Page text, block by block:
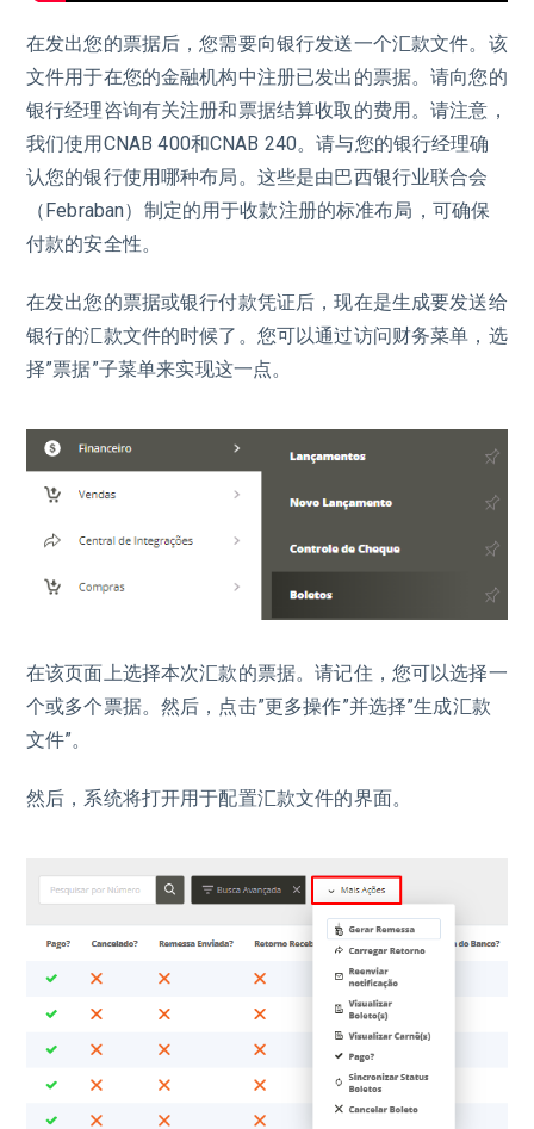
在发出您的票据后，您需要向银行发送一个汇款文件。该
文件用于在您的金融机构中注册已发出的票据。请向您的
银行经理咨询有关注册和票据结算收取的费用。请注意，
我们使用CNAB 400和CNAB 240。请与您的银行经理确
认您的银行使用哪种布局。这些是由巴西银行业联合会
（Febraban）制定的用于收款注册的标准布局，可确保
付款的安全性。
在发出您的票据或银行付款凭证后，现在是生成要发送给
银行的汇款文件的时候了。您可以通过访问财务菜单，选
择”票据”子菜单来实现这一点。
在该页面上选择本次汇款的票据。请记住，您可以选择一
个或多个票据。然后，点击”更多操作”并选择”生成汇款
文件”。
然后，系统将打开用于配置汇款文件的界面。